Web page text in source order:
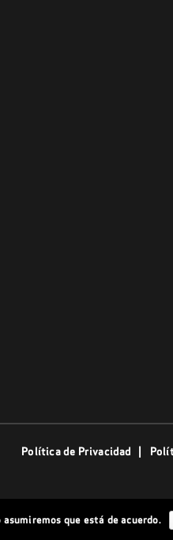
Política de Privacidad
que está de acuerdo.